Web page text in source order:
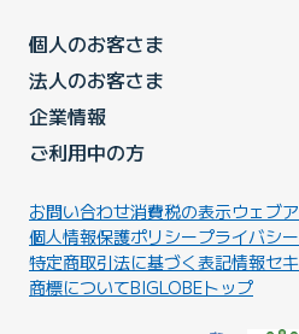
個人のお客さま
法人のお客さま
企業情報
ご利用中の方
お問い合わせ消費税の表示ウェブ
個人情報保護ポリシープライバシ
特定商取引法に基づく表記情報セ
商標についてBIGLOBEトップ